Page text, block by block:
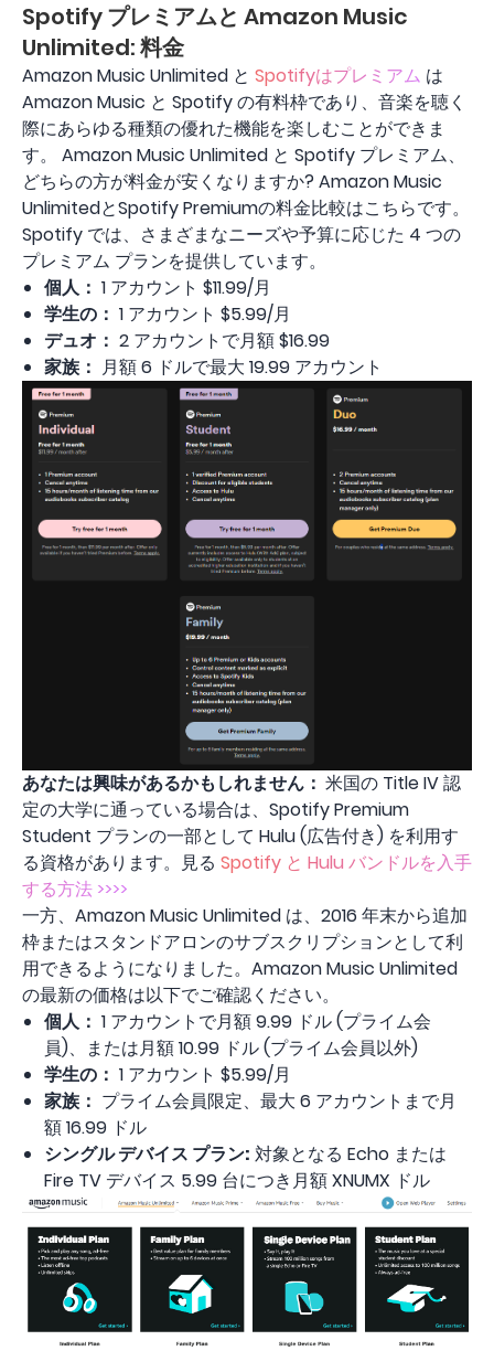
Spotify プレミアムと Amazon Music
Unlimited: 料金
Amazon Music Unlimited と Spotifyはプレミアム は
Amazon Music と Spotify の有料枠であり、音楽を聴く
際にあらゆる種類の優れた機能を楽しむことができま
す。 Amazon Music Unlimited と Spotify プレミアム、
どちらの方が料金が安くなりますか? Amazon Music
UnlimitedとSpotify Premiumの料金比較はこちらです。
Spotify では、さまざまなニーズや予算に応じた 4 つの
プレミアム プランを提供しています。
個人： 1 アカウント $11.99/月
学生の： 1 アカウント $5.99/月
デュオ： 2 アカウントで月額 $16.99
家族： 月額 6 ドルで最大 19.99 アカウント
あなたは興味があるかもしれません： 米国の Title IV 認
定の大学に通っている場合は、Spotify Premium
Student プランの一部として Hulu (広告付き) を利用す
る資格があります。見る Spotify と Hulu バンドルを入手
する方法 >>>>
一方、Amazon Music Unlimited は、2016 年末から追加
枠またはスタンドアロンのサブスクリプションとして利
用できるようになりました。Amazon Music Unlimited
の最新の価格は以下でご確認ください。
個人： 1 アカウントで月額 9.99 ドル (プライム会
員)、または月額 10.99 ドル (プライム会員以外)
学生の： 1 アカウント $5.99/月
家族： プライム会員限定、最大 6 アカウントまで月
額 16.99 ドル
シングル デバイス プラン: 対象となる Echo または
Fire TV デバイス 5.99 台につき月額 XNUMX ドル